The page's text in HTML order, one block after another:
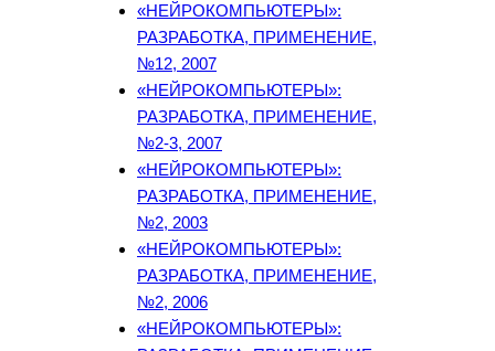
«НЕЙРОКОМПЬЮТЕРЫ»:
РАЗРАБОТКА, ПРИМЕНЕНИЕ,
№12, 2007
«НЕЙРОКОМПЬЮТЕРЫ»:
РАЗРАБОТКА, ПРИМЕНЕНИЕ,
№2-3, 2007
«НЕЙРОКОМПЬЮТЕРЫ»:
РАЗРАБОТКА, ПРИМЕНЕНИЕ,
№2, 2003
«НЕЙРОКОМПЬЮТЕРЫ»:
РАЗРАБОТКА, ПРИМЕНЕНИЕ,
№2, 2006
«НЕЙРОКОМПЬЮТЕРЫ»: